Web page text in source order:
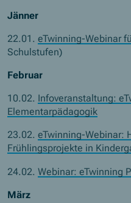
Jänner
22.01.eTwinning-Webinar
Schulstufen)
Februar
10.02. Infoveranstaltung:
Elementarpädagogik
23.02.eTwinning-Webinar:
Frühlingsprojekte in
24.02.Webinar: eTwinning
März